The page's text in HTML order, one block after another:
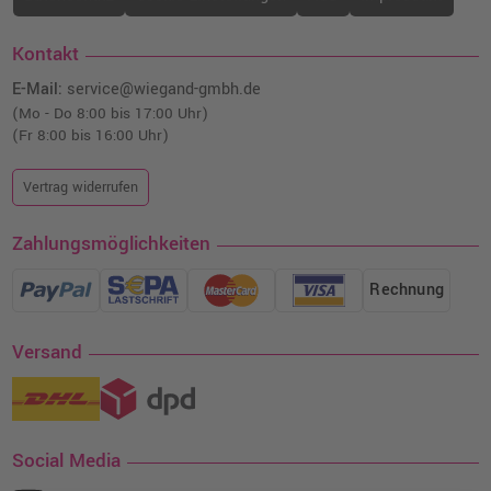
Kontakt
E-Mail: service@wiegand-gmbh.de
(Mo - Do 8:00 bis 17:00 Uhr)
(Fr 8:00 bis 16:00 Uhr)
Vertrag widerrufen
Zahlungsmöglichkeiten
Rechnung
Versand
Social Media